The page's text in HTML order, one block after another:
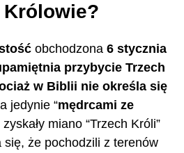
obchodzona 6 stycznia
przybycie Trzech
w Biblii nie określa się
jedynie “mędrcami ze
miano “Trzech Króli”
się, że pochodzili z terenów